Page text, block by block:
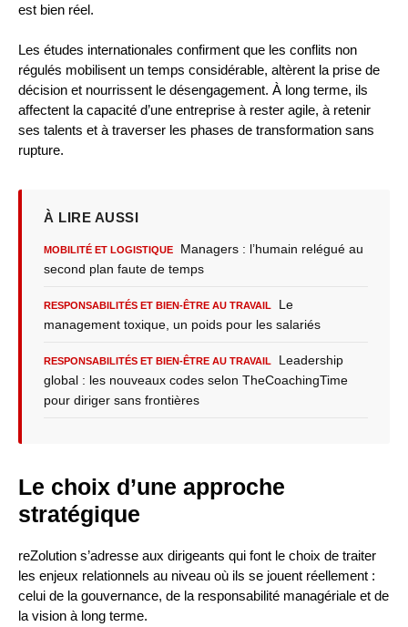
est bien réel.
Les études internationales confirment que les conflits non
régulés mobilisent un temps considérable, altèrent la prise de
décision et nourrissent le désengagement. À long terme, ils
affectent la capacité d’une entreprise à rester agile, à retenir
ses talents et à traverser les phases de transformation sans
rupture.
À LIRE AUSSI
MOBILITÉ ET LOGISTIQUE
Managers : l’humain relégué au
second plan faute de temps
RESPONSABILITÉS ET BIEN-ÊTRE AU TRAVAIL
Le
management toxique, un poids pour les salariés
RESPONSABILITÉS ET BIEN-ÊTRE AU TRAVAIL
Leadership
global : les nouveaux codes selon TheCoachingTime
pour diriger sans frontières
Le choix d’une approche
stratégique
reZolution s’adresse aux dirigeants qui font le choix de traiter
les enjeux relationnels au niveau où ils se jouent réellement :
celui de la gouvernance, de la responsabilité managériale et de
la vision à long terme.